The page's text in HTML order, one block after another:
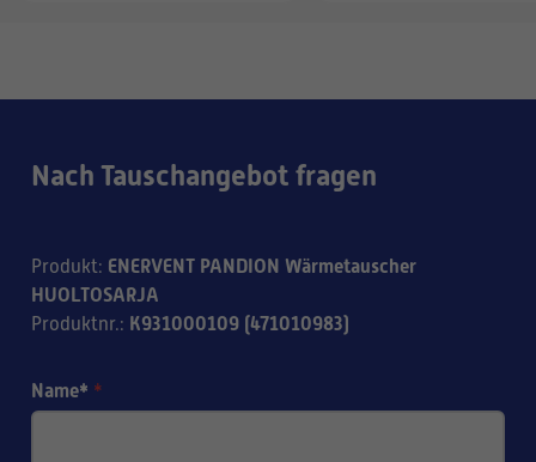
Nach Tauschangebot fragen
Produkt: ENERVENT PANDION Wärmetauscher
HUOLTOSARJA
Produktnr.: K931000109 (471010983)
Name* *